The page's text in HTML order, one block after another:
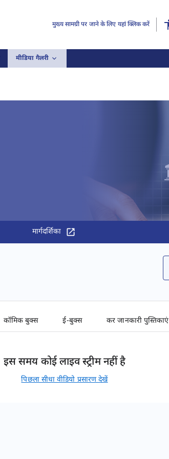
मुख्य सामग्री पर जाने के लिए यहां क्लिक करें
मीडिया गैलरी
मार्गदर्शिका
कॉमिक बुक्स ई-बुक्स कर जानकारी पुस्तिकाएं
इस समय कोई लाइव स्ट्रीम नहीं है
पिछला सीधा वीडियो प्रसारण देखें